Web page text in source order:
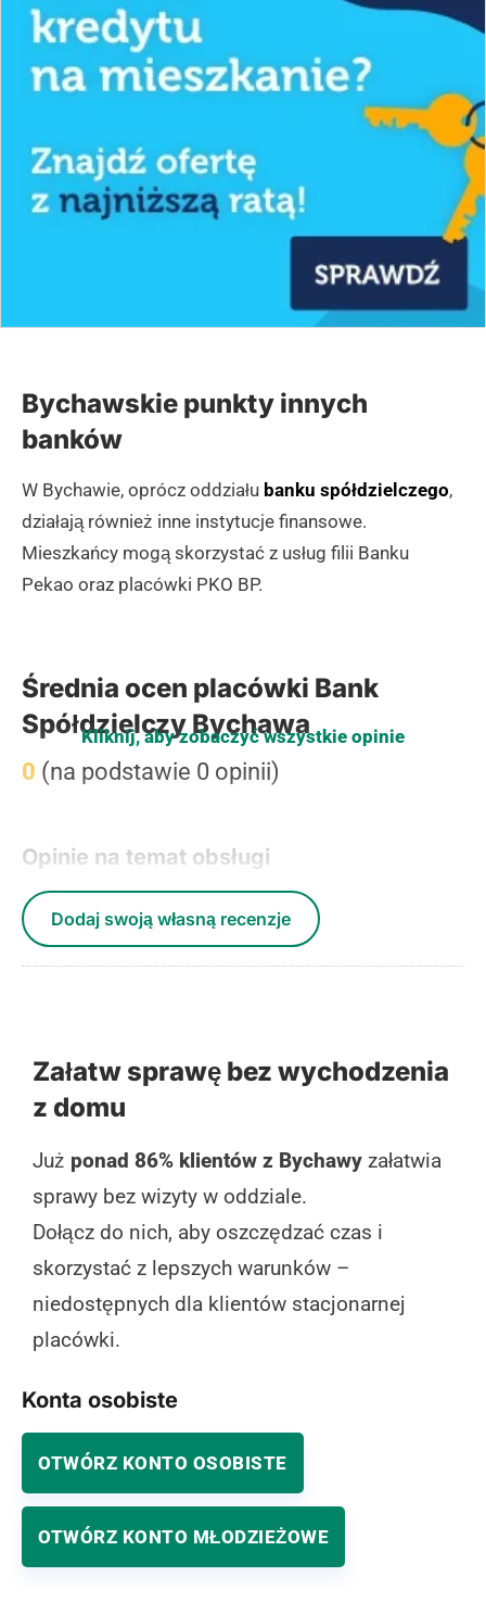
Bychawskie punkty innych
banków
W Bychawie, oprócz oddziału banku spółdzielczego,
działają również inne instytucje finansowe.
Mieszkańcy mogą skorzystać z usług filii Banku
Pekao oraz placówki PKO BP.
Średnia ocen placówki Bank
Spółdzielczy Bychawa
0 (na podstawie 0 opinii)
Opinie na temat obsługi
Kliknij, aby zobaczyć wszystkie opinie
Dodaj swoją własną recenzje
Załatw sprawę bez wychodzenia
z domu
Już ponad 86% klientów z Bychawy załatwia
sprawy bez wizyty w oddziale.
Dołącz do nich, aby oszczędzać czas i
skorzystać z lepszych warunków –
niedostępnych dla klientów stacjonarnej
placówki.
Konta osobiste
OTWÓRZ KONTO OSOBISTE
OTWÓRZ KONTO MŁODZIEŻOWE